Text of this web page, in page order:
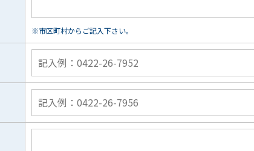
※市区町村からご記入下さい。